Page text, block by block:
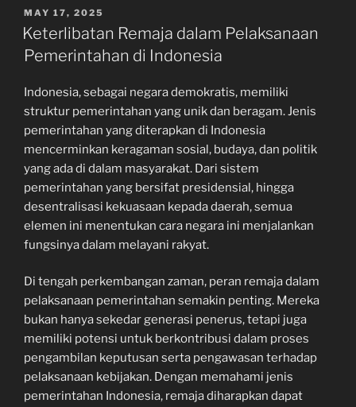
POSTED
ON
MAY 17, 2025
Keterlibatan Remaja dalam Pelaksanaan
Pemerintahan di Indonesia
Indonesia, sebagai negara demokratis, memiliki
struktur pemerintahan yang unik dan beragam. Jenis
pemerintahan yang diterapkan di Indonesia
mencerminkan keragaman sosial, budaya, dan politik
yang ada di dalam masyarakat. Dari sistem
pemerintahan yang bersifat presidensial, hingga
desentralisasi kekuasaan kepada daerah, semua
elemen ini menentukan cara negara ini menjalankan
fungsinya dalam melayani rakyat.
Di tengah perkembangan zaman, peran remaja dalam
pelaksanaan pemerintahan semakin penting. Mereka
bukan hanya sekedar generasi penerus, tetapi juga
memiliki potensi untuk berkontribusi dalam proses
pengambilan keputusan serta pengawasan terhadap
pelaksanaan kebijakan. Dengan memahami jenis
pemerintahan Indonesia, remaja diharapkan dapat